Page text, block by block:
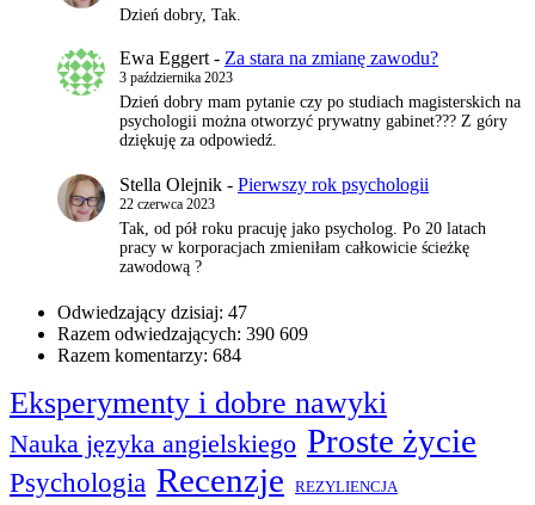
Dzień dobry, Tak.
Ewa Eggert - Za stara na zmianę zawodu?
3 października 2023
Dzień dobry mam pytanie czy po studiach magisterskich na
psychologii można otworzyć prywatny gabinet??? Z góry
dziękuję za odpowiedź.
Stella Olejnik - Pierwszy rok psychologii
22 czerwca 2023
Tak, od pół roku pracuję jako psycholog. Po 20 latach
pracy w korporacjach zmieniłam całkowicie ścieżkę
zawodową ?
Odwiedzający dzisiaj: 47
Razem odwiedzających: 390 609
Razem komentarzy: 684
Eksperymenty i dobre nawyki
Nauka języka angielskiego Proste życie
Psychologia Recenzje REZYLIENCJA